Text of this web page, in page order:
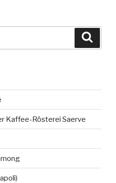
Kaffee-Rösterei Saerve